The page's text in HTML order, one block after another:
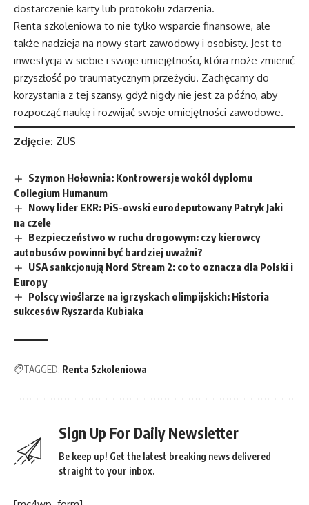
dostarczenie karty lub protokołu zdarzenia.
Renta szkoleniowa to nie tylko wsparcie finansowe, ale
także nadzieja na nowy start zawodowy i osobisty. Jest to
inwestycja w siebie i swoje umiejętności, która może zmienić
przyszłość po traumatycznym przeżyciu. Zachęcamy do
korzystania z tej szansy, gdyż nigdy nie jest za późno, aby
rozpocząć naukę i rozwijać swoje umiejętności zawodowe.
Zdjęcie: ZUS
Szymon Hołownia: Kontrowersje wokół dyplomu
Collegium Humanum
Nowy lider EKR: PiS-owski eurodeputowany Patryk Jaki
na czele
Bezpieczeństwo w ruchu drogowym: czy kierowcy
autobusów powinni być bardziej uważni?
USA sankcjonują Nord Stream 2: co to oznacza dla Polski i
Europy
Polscy wioślarze na igrzyskach olimpijskich: Historia
sukcesów Ryszarda Kubiaka
TAGGED: Renta Szkoleniowa
Sign Up For Daily Newsletter
Be keep up! Get the latest breaking news delivered
straight to your inbox.